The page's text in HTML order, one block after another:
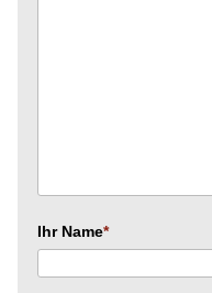
Ihr Name